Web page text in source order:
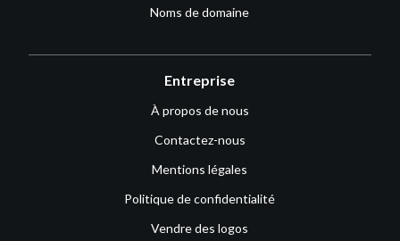
Noms de domaine
Entreprise
À propos de nous
Contactez-nous
Mentions légales
Politique de confidentialité
Vendre des logos